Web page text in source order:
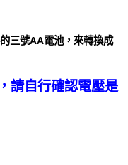
三號AA電池，來轉換成
請自行確認電壓是